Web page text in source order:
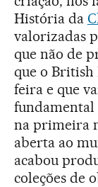
História da
valorizadas
que não de
que o British
feira e que
fundamental
na primeira
aberta ao
acabou
coleções de